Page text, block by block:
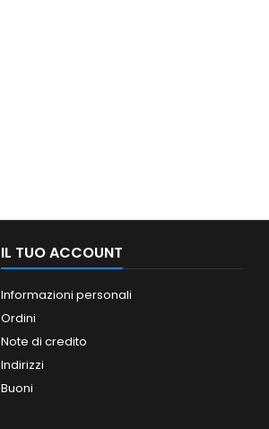
IL TUO ACCOUNT
Informazioni personali
Ordini
Note di credito
Indirizzi
Buoni